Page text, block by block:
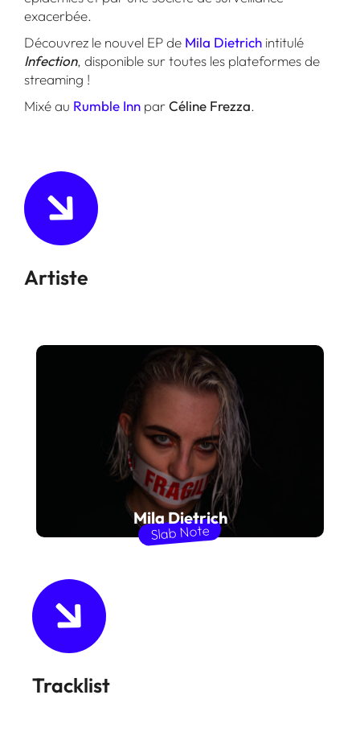
exacerbée.
Découvrez le nouvel EP de Mila Dietrich intitulé
Infection, disponible sur toutes les plateformes de
streaming !
Mixé au Rumble Inn parCéline Frezza.
Artiste
Mila Dietrich
Slab Note
Tracklist